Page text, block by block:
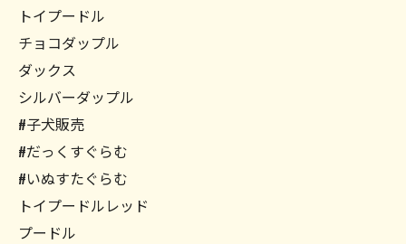
トイプードル
チョコダップル
ダックス
シルバーダップル
#子犬販売
#だっくすぐらむ
#いぬすたぐらむ
トイプードルレッド
プードル